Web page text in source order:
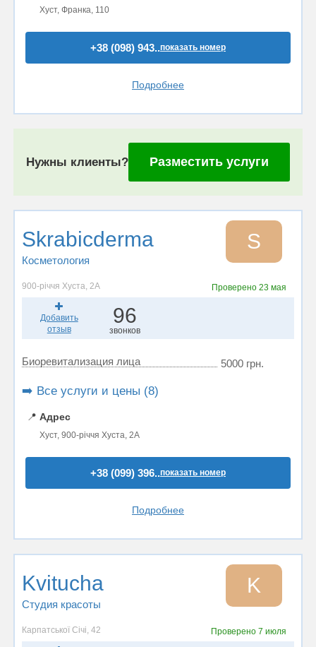
Хуст, Франка, 110
+38 (098) 943..показать номер
Подробнее
Нужны клиенты? Разместить услуги
Skrabicderma
Косметология
S
900-річчя Хуста, 2А Проверено 23 мая
Добавить
отзыв
96
звонков
Биоревитализация лица 5000 грн.
➡️ Все услуги и цены (8)
📍 Адрес
Хуст, 900-річчя Хуста, 2А
+38 (099) 396..показать номер
Подробнее
Kvitucha
Студия красоты
K
Карпатської Січі, 42 Проверено7 июля